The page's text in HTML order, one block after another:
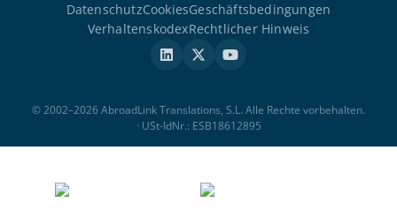
DatenschutzCookiesGeschäftsbedingungen
VerhaltenskodexRechtlicher Hinweis
© 2002–2026 AbroadLink Translations, S.L. Alle Rechte vorbehalten.
· USt-IdNr.: ESB18612895